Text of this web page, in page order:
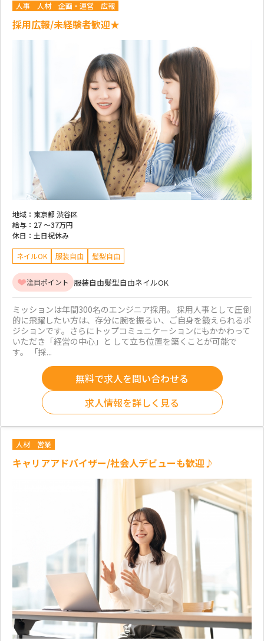
人事 人材 企画・運営 広報
採用広報/未経験者歓迎★
地域： 東京都 渋谷区
給与： 27 ～37万円
休日： 土日祝休み
ネイルOK 服装自由 髪型自由
注目ポイント 服装自由髪型自由ネイルOK
ミッションは年間300名のエンジニア採用。 採用人事として圧倒
的に飛躍したい方は、存分に腕を振るい、ご自身を鍛えられるポ
ジションです。さらにトップコミュニケーションにもかかわって
いただき「経営の中心」と して立ち位置を築くことが可能で
す。 「採...
無料で求人を問い合わせる
求人情報を詳しく見る
人材 営業
キャリアアドバイザー/社会人デビューも歓迎♪